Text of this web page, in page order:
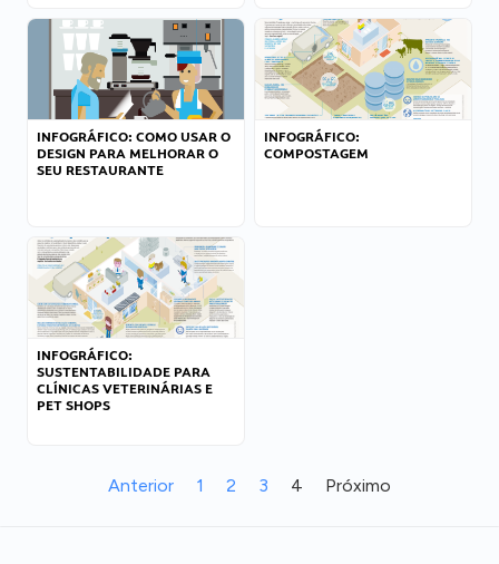
INFOGRÁFICO: COMO USAR O
DESIGN PARA MELHORAR O
SEU RESTAURANTE
INFOGRÁFICO:
COMPOSTAGEM
INFOGRÁFICO:
SUSTENTABILIDADE PARA
CLÍNICAS VETERINÁRIAS E
PET SHOPS
Anterior 1 2 3 4 Próximo